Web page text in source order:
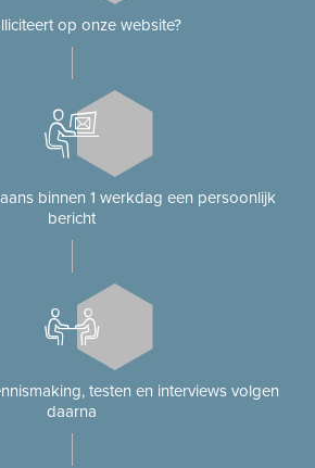
op onze website?
binnen 1 werkdag een persoonlijk
bericht
testen en interviews volgen
daarna